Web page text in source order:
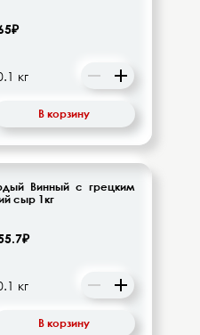
В корзину
Винный с грецким
сыр 1кг
В корзину